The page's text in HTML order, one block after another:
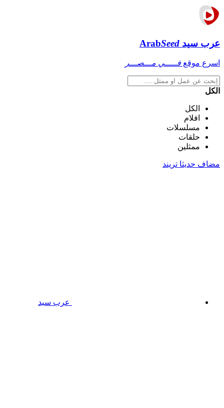
عرب سيد ArabSeed
اسرع موقع فـــــي مـــصـــر
الكل
الكل
افلام
مسلسلات
حلقات
ممثلين
مضاف حديثا تريند
عرب سيد